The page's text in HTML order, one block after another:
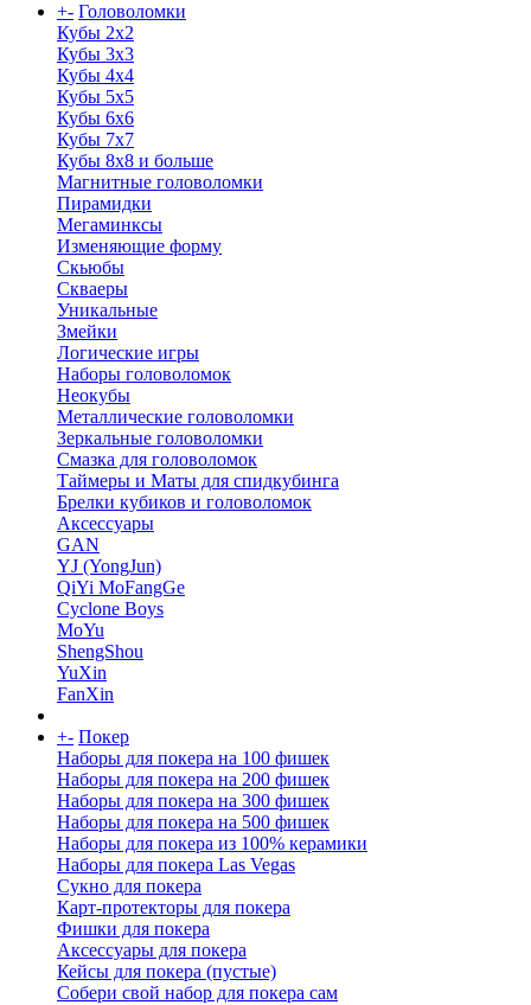
+- Головоломки
Кубы 2х2
Кубы 3х3
Кубы 4x4
Кубы 5х5
Кубы 6х6
Кубы 7х7
Кубы 8х8 и больше
Магнитные головоломки
Пирамидки
Мегаминксы
Изменяющие форму
Скьюбы
Скваеры
Уникальные
Змейки
Логические игры
Наборы головоломок
Неокубы
Металлические головоломки
Зеркальные головоломки
Смазка для головоломок
Таймеры и Маты для спидкубинга
Брелки кубиков и головоломок
Аксессуары
GAN
YJ (YongJun)
QiYi MoFangGe
Cyclone Boys
MoYu
ShengShou
YuXin
FanXin
+- Покер
Наборы для покера на 100 фишек
Наборы для покера на 200 фишек
Наборы для покера на 300 фишек
Наборы для покера на 500 фишек
Наборы для покера из 100% керамики
Наборы для покера Las Vegas
Сукно для покера
Карт-протекторы для покера
Фишки для покера
Аксессуары для покера
Кейсы для покера (пустые)
Собери свой набор для покера сам